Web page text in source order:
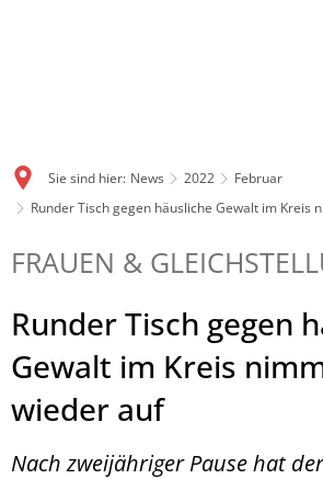
Sie sind hier: News 2022
Februar
Runder Tisch gegen häusliche Gewalt im Kreis
FRAUEN &
Runder Tisch gegen
Gewalt im Kreis
wieder auf
Nach zweijähriger Pause hat